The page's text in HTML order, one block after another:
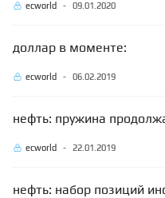
ecworld - 09.01.2020
доллар в моменте:
ecworld - 06.02.2019
нефть: пружина
ecworld - 22.01.2019
нефть: набор позиций